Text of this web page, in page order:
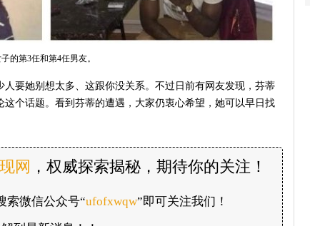
的第3任和第4任男友。
要她别想太多、这跟你没关系。不过日前有网友发现，芬蒂
个话题。看到芬蒂的遭遇，大家仍衷心希望，她可以早日找
网 ，权威探索揭秘，期待你的关注！
索微信公众号“ufofxwqw”即可关注我们！